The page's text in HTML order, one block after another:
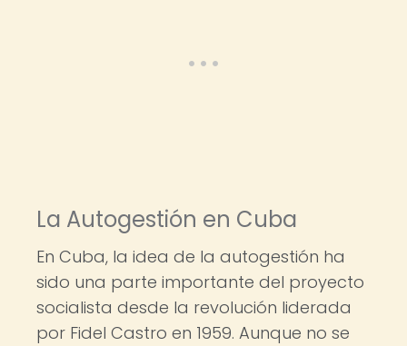
La Autogestión en Cuba
En Cuba, la idea de la autogestión ha
sido una parte importante del proyecto
socialista desde la revolución liderada
por Fidel Castro en 1959. Aunque no se